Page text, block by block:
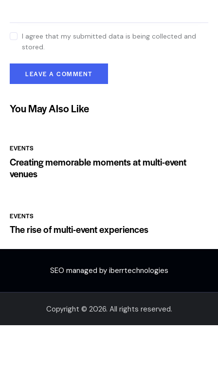
I agree that my submitted data is being collected and
stored.
You May Also Like
EVENTS
Creating memorable moments at multi-event
venues
EVENTS
The rise of multi-event experiences
SEO managed by iberrtechnologies
Copyright © 2026. All rights reserved.